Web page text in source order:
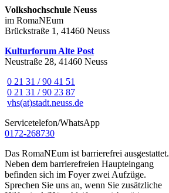
Volkshochschule Neuss
im RomaNEum
Brückstraße 1, 41460 Neuss
Kulturforum Alte Post
Neustraße 28, 41460 Neuss
0 21 31 / 90 41 51
0 21 31 / 90 23 87
vhs(at)stadt.neuss.de
Servicetelefon/WhatsApp
0172-268730
Das RomaNEum ist barrierefrei ausgestattet.
Neben dem barrierefreien Haupteingang
befinden sich im Foyer zwei Aufzüge.
Sprechen Sie uns an, wenn Sie zusätzliche